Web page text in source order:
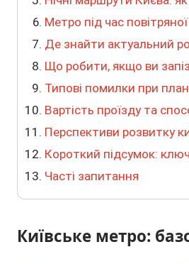
Метро під час
Де знайти актуальний
Що робити, якщо ви
Типові помилки при
Вартість проїзду та
Перспективи розвитку
Короткий підсумок:
Часті запитання
Київське метро: